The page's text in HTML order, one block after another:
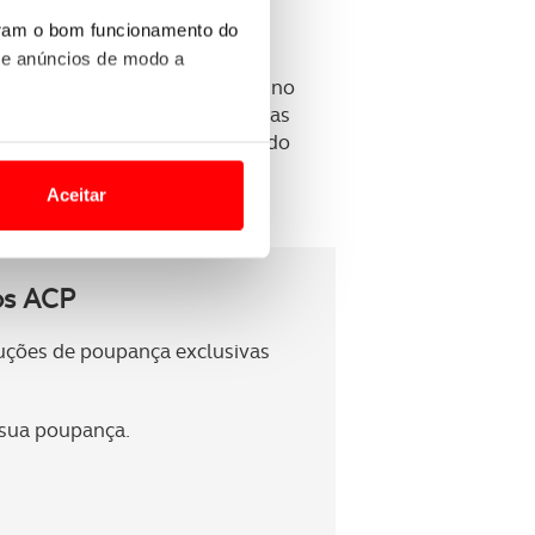
o bom funcionamento do
anúncios de modo a
lhe proporcionar
de análise, com parceiros
sua experiência de
Aceitar
próximas gerações estão no
atenta gestão das finanças
poupança, respeitando
ACP
de poupança exclusivas
poupança.